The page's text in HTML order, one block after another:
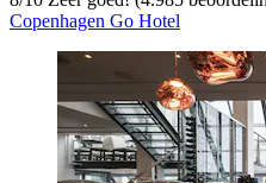
Copenhagen Go Hotel